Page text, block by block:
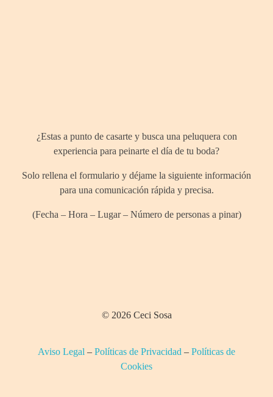
¿Estas a punto de casarte y busca una peluquera con
experiencia para peinarte el día de tu boda?
Solo rellena el formulario y déjame la siguiente información
para una comunicación rápida y precisa.
(Fecha – Hora – Lugar – Número de personas a pinar)
© 2026 Ceci Sosa
Aviso Legal – Políticas de Privacidad – Políticas de
Cookies